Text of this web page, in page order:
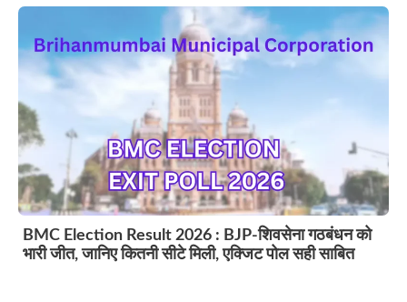
BMC Election Result 2026 : BJP-शिवसेना गठबंधन को
भारी जीत, जानिए कितनी सीटे मिली, एक्जिट पोल सही साबित